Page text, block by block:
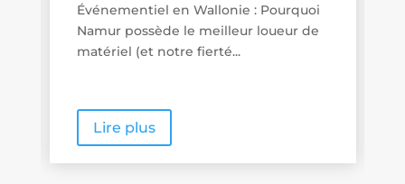
Événementiel en Wallonie : Pourquoi
Namur possède le meilleur loueur de
matériel (et notre fierté...
Lire plus